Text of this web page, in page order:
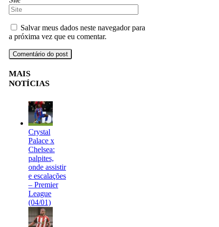
Salvar meus dados neste navegador para
a próxima vez que eu comentar.
MAIS
NOTÍCIAS
Crystal
Palace x
Chelsea:
palpites,
onde assistir
e escalações
– Premier
League
(04/01)